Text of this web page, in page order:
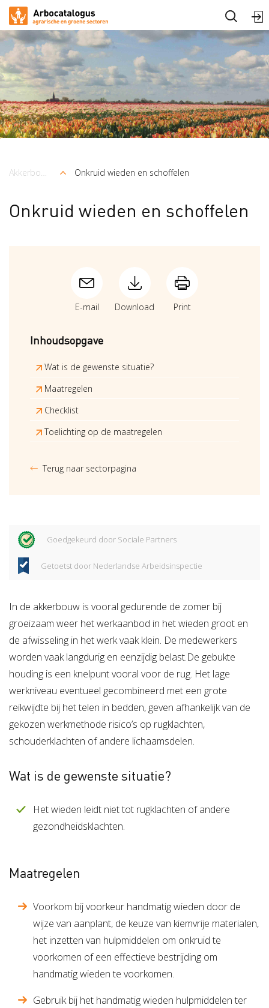
Arbocatalogus
Sectoren
Kruimelpad
Akkerbouw en vollegrondsteelt Onkruid wieden en schoffelen
Onkruid wieden en schoffelen
E-mail Download Print
Inhoudsopgave
Wat is de gewenste situatie?
Maatregelen
Checklist
Toelichting op de maatregelen
Terug naar sectorpagina
Goedgekeurd door Sociale Partners
Getoetst door Nederlandse Arbeidsinspectie
In de akkerbouw is vooral gedurende de zomer bij
groeizaam weer het werkaanbod in het wieden groot en
de afwisseling in het werk vaak klein. De medewerkers
worden vaak langdurig en eenzijdig belast.De gebukte
houding is een knelpunt vooral voor de rug. Het lage
werkniveau eventueel gecombineerd met een grote
reikwijdte bij het telen in bedden, geven afhankelijk van de
gekozen werkmethode risico’s op rugklachten,
schouderklachten of andere lichaamsdelen.
Wat is de gewenste situatie?
Het wieden leidt niet tot rugklachten of andere
gezondheidsklachten.
Maatregelen
Voorkom bij voorkeur handmatig wieden door de
wijze van aanplant, de keuze van kiemvrije materialen,
het inzetten van hulpmiddelen om onkruid te
voorkomen of een effectieve bestrijding om
handmatig wieden te voorkomen.
Gebruik bij het handmatig wieden hulpmiddelen ter